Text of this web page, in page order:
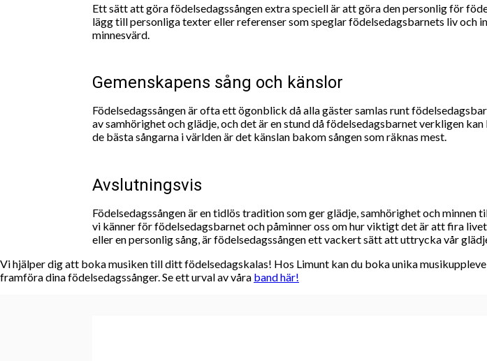
Ett sätt att göra födelsedagssången extra speciell är att göra den personlig för
lägg till personliga texter eller referenser som speglar födelsedagsbarnets liv och
minnesvärd.
Gemenskapens sång och känslor
Födelsedagssången är ofta ett ögonblick då alla gäster samlas runt
av samhörighet och glädje, och det är en stund då födelsedagsbarnet verkligen
de bästa sångarna i världen är det känslan bakom sången som räknas mest.
Avslutningsvis
Födelsedagssången är en tidlös tradition som ger glädje, samhörighet och
vi känner för födelsedagsbarnet och påminner oss om hur viktigt det är att fira
eller en personlig sång, är födelsedagssången ett vackert sätt att uttrycka vår
Vi hjälper dig att boka musiken till ditt födelsedagskalas! Hos Limunt kan du boka unika
framföra dina födelsedagssånger. Se ett urval av våra band här!